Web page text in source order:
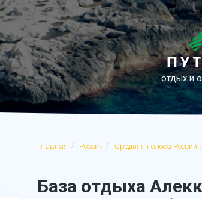
отдых и
Главная Россия Средняя полоса России
База отдыха